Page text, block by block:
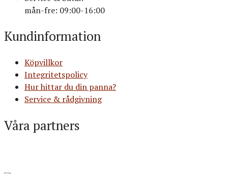
mån-fre: 09:00-16:00
Kundinformation
Köpvillkor
Integritetspolicy
Hur hittar du din panna?
Service & rådgivning
Våra partners